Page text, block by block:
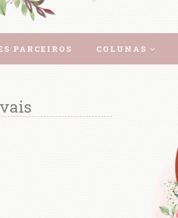
PARCEIROS COLUNAS